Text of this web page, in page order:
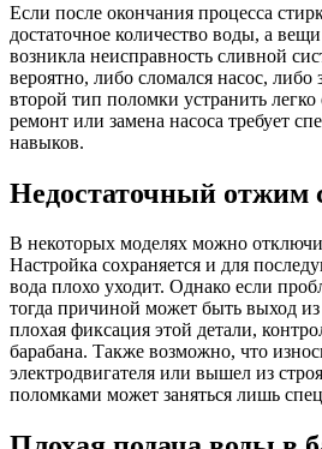
Если после окончания процесса
достаточное количество воды, а
возникла неисправность сливной
вероятно, либо сломался насос, либо
второй тип поломки устранить легко
ремонт или замена насоса требует
навыков.
Недостаточный отжим
В некоторых моделях можно
Настройка сохраняется и для
вода плохо уходит. Однако если
тогда причиной может быть выход из
плохая фиксация этой детали,
барабана. Также возможно, что
электродвигателя или вышел из
поломками может заняться лишь